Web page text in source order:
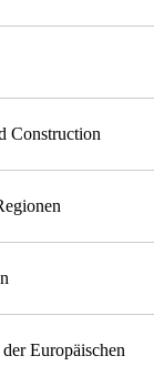
Construction
Europäischen